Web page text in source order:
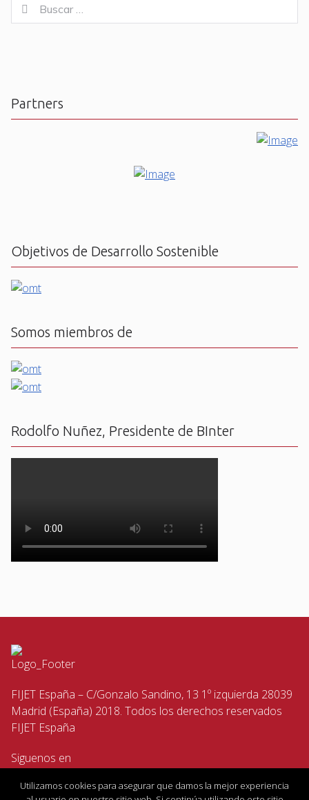
for:
Buscar
Partners
Objetivos de Desarrollo Sostenible
Somos miembros de
Rodolfo Nuñez, Presidente de BInter
FIJET España – C/Gonzalo Sandino, 13 1º izquierda 28039
Madrid (España) 2018. Todos los derechos reservados
FIJET España
Siguenos en
Utilizamos cookies para asegurar que damos la mejor experiencia